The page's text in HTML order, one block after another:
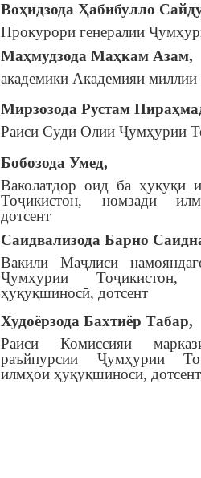
Воҳидзода Ҳабибулло
Прокурори генералии
Маҳмудзода Маҳкам Азам,
академики Академияи миллии
Мирзозода Рустам
Раиси Суди Олии Ҷумҳурии
Бобозода Умед,
Ваколатдор оид ба ҳуқуқи
Тоҷикистон, номзади
дотсент
Саидвализода Барно
Вакили Маҷлиси
Ҷумҳурии Тоҷикистон,
ҳуқуқшиносӣ, дотсент
Худоёрзода Бахтиёр Табар,
Раиси Комиссияи
раъйпурсии Ҷумҳурии
илмҳои ҳуқуқшиносӣ, дотсент